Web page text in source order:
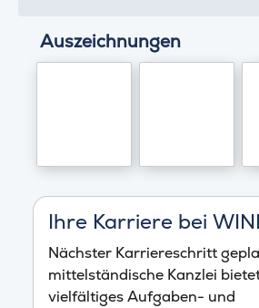
Auszeichnungen
Ihre Karriere bei
Nächster Karriereschritt
mittelständische Kanzlei
vielfältiges Aufgaben- und